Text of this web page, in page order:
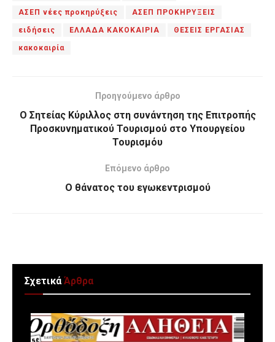
ΑΣΕΠ νέες προκηρύξεις ΑΣΕΠ ΠΡΟΚΗΡΥΞΕΙΣ
ειδήσεις ΕΛΛΑΔΑ ΚΑΚΟΚΑΙΡΙΑ ΘΕΣΕΙΣ ΕΡΓΑΣΙΑΣ
κακοκαιρία
Προηγούμενο άρθρο
Ο Σητείας Κύριλλος στη συνάντηση της Επιτροπής
Προσκυνηματικού Τουρισμού στο Υπουργείου
Τουρισμόυ
Επόμενο άρθρο
Ο θάνατος του εγωκεντρισμού
ΣχετικάΆρθρα